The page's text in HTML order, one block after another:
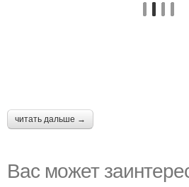
читать дальше →
Вас может